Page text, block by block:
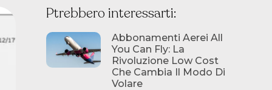
Ptrebbero interessarti:
Abbonamenti Aerei All
You Can Fly: La
Rivoluzione Low Cost
Che Cambia Il Modo Di
Volare